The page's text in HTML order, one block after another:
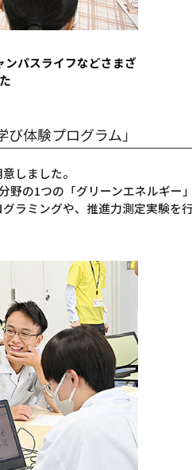
パスライフなどさまざ
体験プログラム」
しました。
野の1つの「グリーンエネルギ
ラミングや、推進力測定実験を行